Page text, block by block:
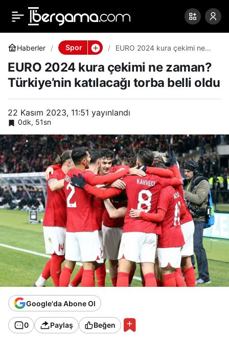
Haberler Spor
EURO 2024 kura çekimi ne
torba belli oldu
EURO 2024 kura çekimi ne zaman?
Türkiye’nin katılacağı torba belli oldu
22 Kasım 2023, 11:51 yayınlandı
0dk, 51sn
Google'da Abone Ol
0 Paylaş Beğen
EURO 2024 kura çekimi
ne zaman? Türkiye’nin
katılacağı torba belli oldu
0 Paylaş